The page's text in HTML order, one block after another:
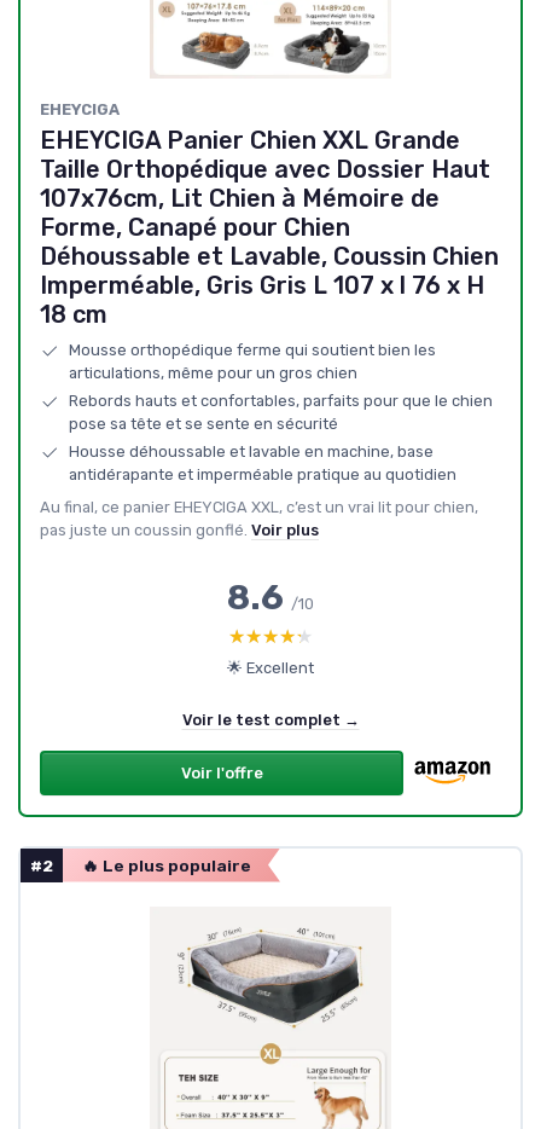
EHEYCIGA
EHEYCIGA Panier Chien XXL Grande
Taille Orthopédique avec Dossier Haut
107x76cm, Lit Chien à Mémoire de
Forme, Canapé pour Chien
Déhoussable et Lavable, Coussin Chien
Imperméable, Gris Gris L 107 x l 76 x H
18 cm
Mousse orthopédique ferme qui soutient bien les
articulations, même pour un gros chien
Rebords hauts et confortables, parfaits pour que le chien
pose sa tête et se sente en sécurité
Housse déhoussable et lavable en machine, base
antidérapante et imperméable pratique au quotidien
Au final, ce panier EHEYCIGA XXL, c’est un vrai lit pour chien,
pas juste un coussin gonflé. Voir plus
8.6 /10
★★★★★
★★★★★
🌟 Excellent
Voir le test complet →
Voir l'offre
#2 🔥 Le plus populaire